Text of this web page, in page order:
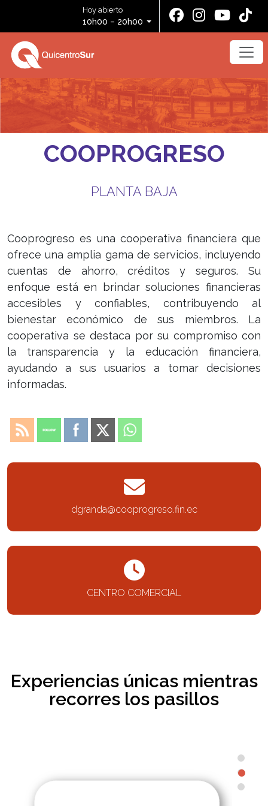
Hoy abierto
10h00 – 20h00
COOPROGRESO
PLANTA BAJA
Cooprogreso es una cooperativa financiera que
ofrece una amplia gama de servicios, incluyendo
cuentas de ahorro, créditos y seguros. Su
enfoque está en brindar soluciones financieras
accesibles y confiables, contribuyendo al
bienestar económico de sus miembros. La
cooperativa se destaca por su compromiso con
la transparencia y la educación financiera,
ayudando a sus usuarios a tomar decisiones
informadas.
dgranda@cooprogreso.fin.ec
CENTRO COMERCIAL
Experiencias únicas mientras
recorres los pasillos